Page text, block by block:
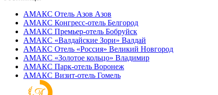
АМАКС Отель ‎Азов Азов
АМАКС Конгресс-отель Белгород
АМАКС Премьер-отель Бобруйск
АМАКС «‎Валдайские Зори» Валдай
АМАКС Отель «‎Россия» Великий Новгород
АМАКС «‎Золотое кольцо» Владимир
АМАКС Парк-отель Воронеж
АМАКС Визит-отель Гомель